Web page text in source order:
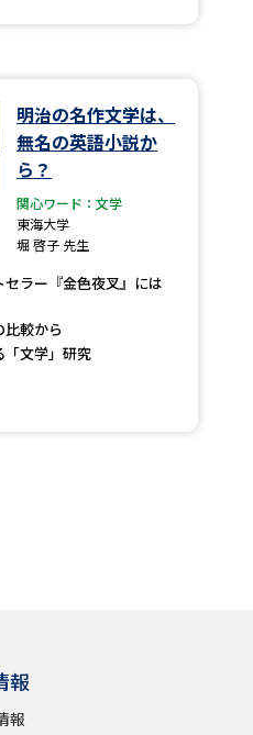
明治の名作文学は、
無名の英語小説か
ら？
関心ワード：文学
東海大学
堀 啓子 先生
ラー『金色夜叉』には
比較から
「文学」研究
報
報